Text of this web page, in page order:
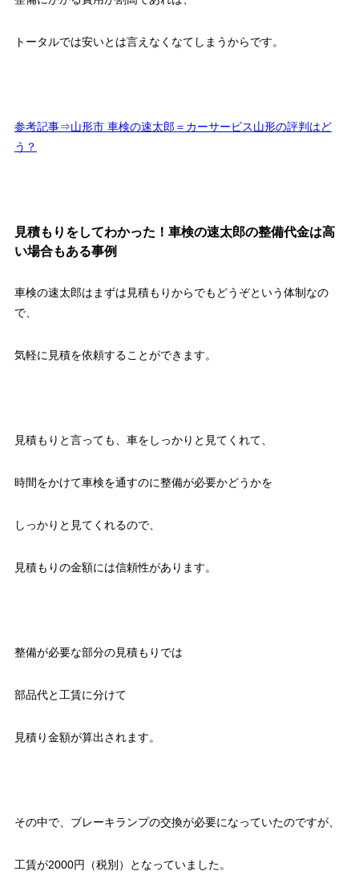
トータルでは安いとは言えなくなてしまうからです。
参考記事⇒山形市 車検の速太郎＝カーサービス山形の評判はど
う？
見積もりをしてわかった！車検の速太郎の整備代金は高
い場合もある事例
車検の速太郎はまずは見積もりからでもどうぞという体制なの
で、
気軽に見積を依頼することができます。
見積もりと言っても、車をしっかりと見てくれて、
時間をかけて車検を通すのに整備が必要かどうかを
しっかりと見てくれるので、
見積もりの金額には信頼性があります。
整備が必要な部分の見積もりでは
部品代と工賃に分けて
見積り金額が算出されます。
その中で、ブレーキランプの交換が必要になっていたのですが、
工賃が2000円（税別）となっていました。